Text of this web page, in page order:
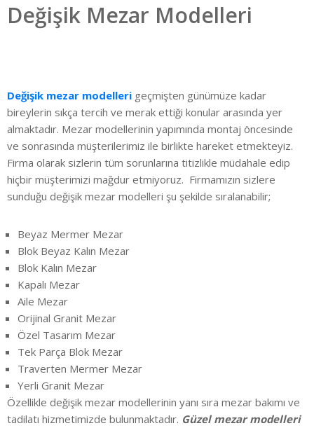
Değişik Mezar Modelleri
Değişik mezar modelleri geçmişten günümüze kadar
bireylerin sıkça tercih ve merak ettiği konular arasında yer
almaktadır. Mezar modellerinin yapımında montaj öncesinde
ve sonrasında müşterilerimiz ile birlikte hareket etmekteyiz.
Firma olarak sizlerin tüm sorunlarına titizlikle müdahale edip
hiçbir müşterimizi mağdur etmiyoruz. Firmamızın sizlere
sunduğu değişik mezar modelleri şu şekilde sıralanabilir;
Beyaz Mermer Mezar
Blok Beyaz Kalın Mezar
Blok Kalın Mezar
Kapalı Mezar
Aile Mezar
Orijinal Granit Mezar
Özel Tasarım Mezar
Tek Parça Blok Mezar
Traverten Mermer Mezar
Yerli Granit Mezar
Özellikle değişik mezar modellerinin yanı sıra mezar bakımı ve
tadilatı hizmetimizde bulunmaktadır. Güzel mezar modelleri